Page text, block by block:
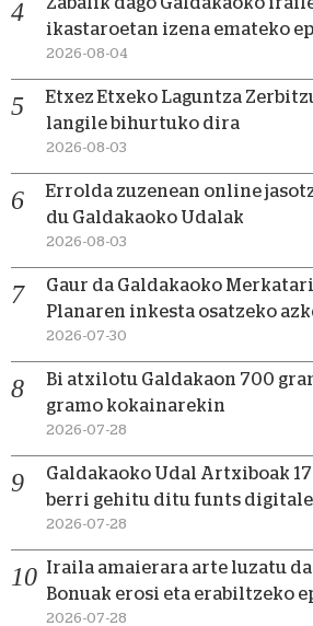
ikastaroetan izena emateko
2026-08-04
Etxez Etxeko Laguntza
langile bihurtuko dira
2026-08-03
Errolda zuzenean online
du Galdakaoko Udalak
2026-08-03
Gaur da Galdakaoko
Planaren inkesta osatzeko
2026-07-30
Bi atxilotu Galdakaon 700
gramo kokainarekin
2026-07-28
Galdakaoko Udal Artxiboak
berri gehitu ditu funts
2026-07-28
Iraila amaierara arte luzatu
Bonuak erosi eta erabiltzeko
2026-07-28